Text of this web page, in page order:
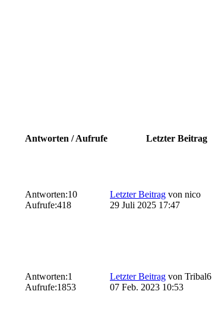
Antworten / Aufrufe
Letzter Beitrag
Antworten:10
Aufrufe:418
Letzter Beitrag von nico
29 Juli 2025 17:47
Antworten:1
Aufrufe:1853
Letzter Beitrag von Tribal6
07 Feb. 2023 10:53